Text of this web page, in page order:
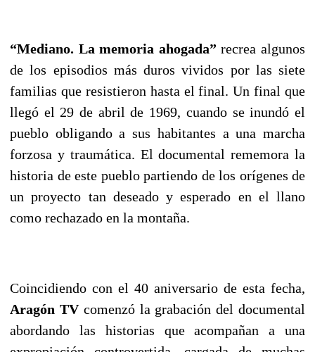
“Mediano. La memoria ahogada” recrea algunos
de los episodios más duros vividos por las siete
familias que resistieron hasta el final. Un final que
llegó el 29 de abril de 1969, cuando se inundó el
pueblo obligando a sus habitantes a una marcha
forzosa y traumática. El documental rememora la
historia de este pueblo partiendo de los orígenes de
un proyecto tan deseado y esperado en el llano
como rechazado en la montaña.
Coincidiendo con el 40 aniversario de esta fecha,
Aragón TVcomenzó la grabación del documental
abordando las historias que acompañan a una